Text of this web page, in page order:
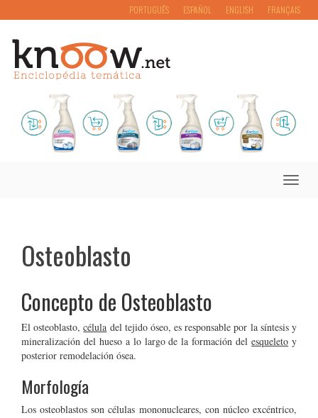
PORTUGUÊS ESPAÑOL ENGLISH FRANÇAIS
Toggle
Osteoblasto
Concepto de Osteoblasto
El osteoblasto,célula del tejido óseo, es responsable por la síntesis y
mineralización del hueso a lo largo de la formación delesqueleto y
posterior remodelación ósea.
Morfología
Los osteoblastos son células mononucleares, con núcleo excéntrico,